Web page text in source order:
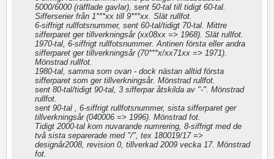
5000/6000 (räfflade gavlar), sent 50-tal till tidigt 60-tal.
Sifferserier från 1***xx till 9***xx. Slät rullfot.
6-siffrigt rullfotsnummer, sent 60-tal/tidigt 70-tal. Mittre
sifferparet ger tillverkningsår (xx08xx => 1968). Slät rullfot.
1970-tal, 6-siffrigt rullfotsnummer. Antinen första eller andra
sifferparet ger tillverkningsår (70***x/xx71xx => 1971).
Mönstrad rullfot.
1980-tal, samma som ovan - dock nästan alltid första
sifferparet som ger tillverkningsår. Mönstrad rullfot.
sent 80-tal/tidigt 90-tal, 3 sifferpar åtskilda av "-". Mönstrad
rullfot.
sent 90-tal , 6-siffrigt rullfotsnummer, sista sifferparet ger
tillverkningsår (040006 => 1996). Mönstrad fot.
Tidigt 2000-tal kom nuvarande numrering, 8-siffrigt med de
två sista separerade med "/", tex 180019/17 =>
designår2008, revision 0, tillverkad 2009 vecka 17. Mönstrad
fot.